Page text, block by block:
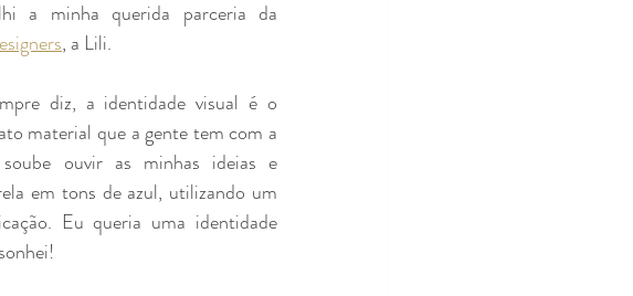
, a Lili.
diz, a identidade visual é o
material que a gente tem com a
ouvir as minhas ideias e
em tons de azul, utilizando um
Eu queria uma identidade